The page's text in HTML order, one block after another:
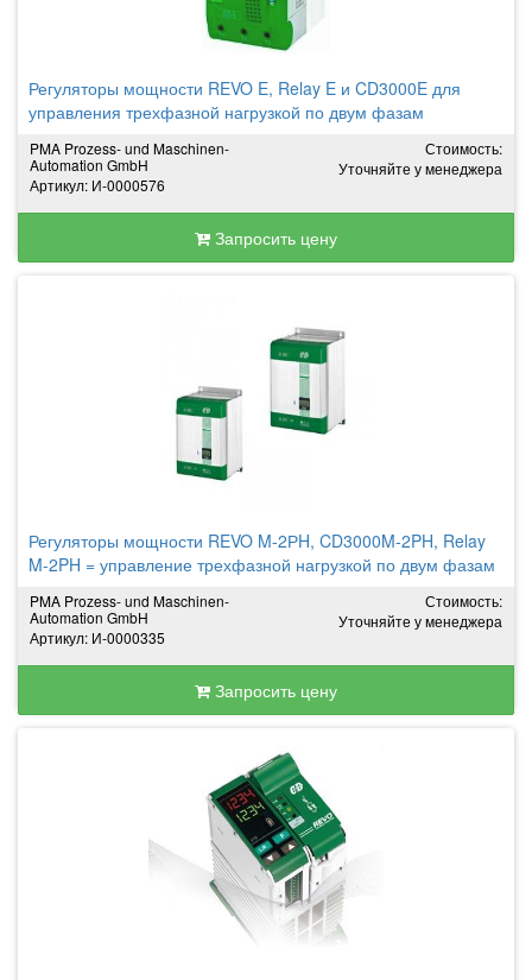
Регуляторы мощности REVO E, Relay E и CD3000E для
управления трехфазной нагрузкой по двум фазам
PMA Prozess- und Maschinen-
Automation GmbH
Артикул: И-0000576
Стоимость:
Уточняйте у менеджера
Запросить цену
Регуляторы мощности REVO M-2РH, CD3000M-2PH, Relay
M-2PH = управление трехфазной нагрузкой по двум фазам
PMA Prozess- und Maschinen-
Automation GmbH
Артикул: И-0000335
Стоимость:
Уточняйте у менеджера
Запросить цену